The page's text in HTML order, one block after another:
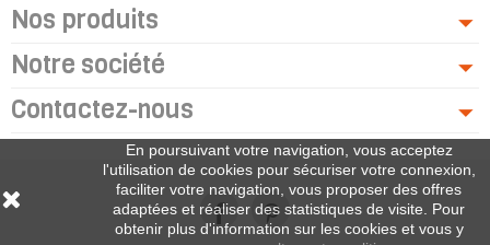
Nos produits
Notre société
Contactez-nous
En poursuivant votre navigation, vous acceptez
l'utilisation de cookies pour sécuriser votre connexion,
faciliter votre navigation, vous proposer des offres
adaptées et réaliser des statistiques de visite. Pour
obtenir plus d'information sur les cookies et vous y